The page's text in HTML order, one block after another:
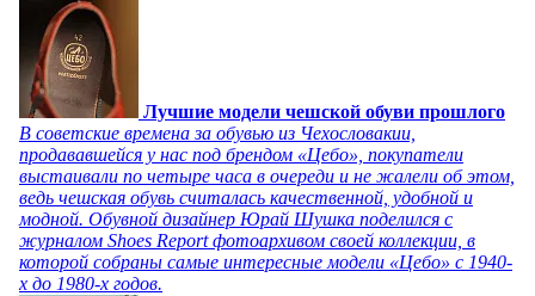
Лучшие модели чешской обуви прошлого
В советские времена за обувью из Чехословакии,
продававшейся у нас под брендом «Цебо», покупатели
выстаивали по четыре часа в очереди и не жалели об этом,
ведь чешская обувь считалась качественной, удобной и
модной. Обувной дизайнер Юрай Шушка поделился с
журналом Shoes Report фотоархивом своей коллекции, в
которой собраны самые интересные модели «Цебо» с 1940-
х до 1980-х годов.